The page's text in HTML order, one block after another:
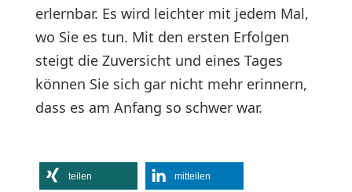
erlernbar. Es wird leichter mit jedem Mal,
wo Sie es tun. Mit den ersten Erfolgen
steigt die Zuversicht und eines Tages
können Sie sich gar nicht mehr erinnern,
dass es am Anfang so schwer war.
teilen mitteilen